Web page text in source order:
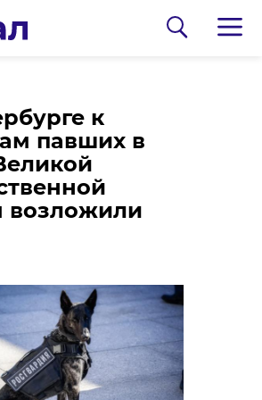
к
павших в
возложили
47 канал
мотопробег
сияние на
небе
в